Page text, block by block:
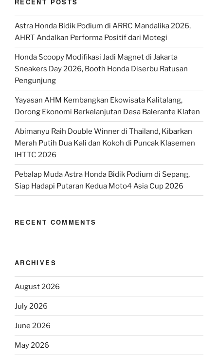
Astra Honda Bidik Podium di ARRC Mandalika 2026,
AHRT Andalkan Performa Positif dari Motegi
Honda Scoopy Modifikasi Jadi Magnet di Jakarta
Sneakers Day 2026, Booth Honda Diserbu Ratusan
Pengunjung
Yayasan AHM Kembangkan Ekowisata Kalitalang,
Dorong Ekonomi Berkelanjutan Desa Balerante Klaten
Abimanyu Raih Double Winner di Thailand, Kibarkan
Merah Putih Dua Kali dan Kokoh di Puncak Klasemen
IHTTC 2026
Pebalap Muda Astra Honda Bidik Podium di Sepang,
Siap Hadapi Putaran Kedua Moto4 Asia Cup 2026
RECENT COMMENTS
ARCHIVES
August 2026
July 2026
June 2026
May 2026